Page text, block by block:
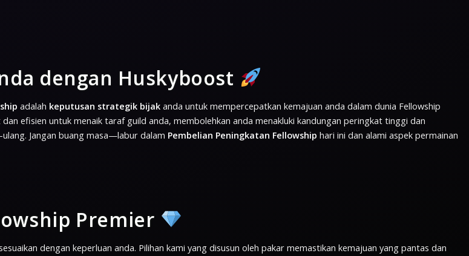
dengan Huskyboost
adalah keputusan strategik bijak anda untuk mempercepatkan kemajuan anda dalam dunia Fellowship
efisien untuk menaik taraf guild anda, membolehkan anda menakluki kandungan peringkat tinggi dan
Jangan buang masa—labur dalam Pembelian Peningkatan Fellowship hari ini dan alami aspek permainan
Premier
dengan keperluan anda. Pilihan kami yang disusun oleh pakar memastikan kemajuan yang pantas dan